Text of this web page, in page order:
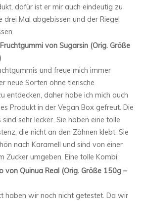
dafür ist er mir auch eindeutig zu
drei Mal abgebissen und der Riegel
von Sugarsin (Orig. Größe
und freue mich immer
neue Sorten ohne tierische
entdecken, daher habe ich mich auch
Produkt in der Vegan Box gefreut. Die
sehr lecker. Sie haben eine tolle
die nicht an den Zähnen klebt. Sie
nach Karamell und sind von einer
Zucker umgeben. Eine tolle Kombi.
von Quinua Real (Orig. Größe 150g –
haben wir noch nicht getestet. Da wir